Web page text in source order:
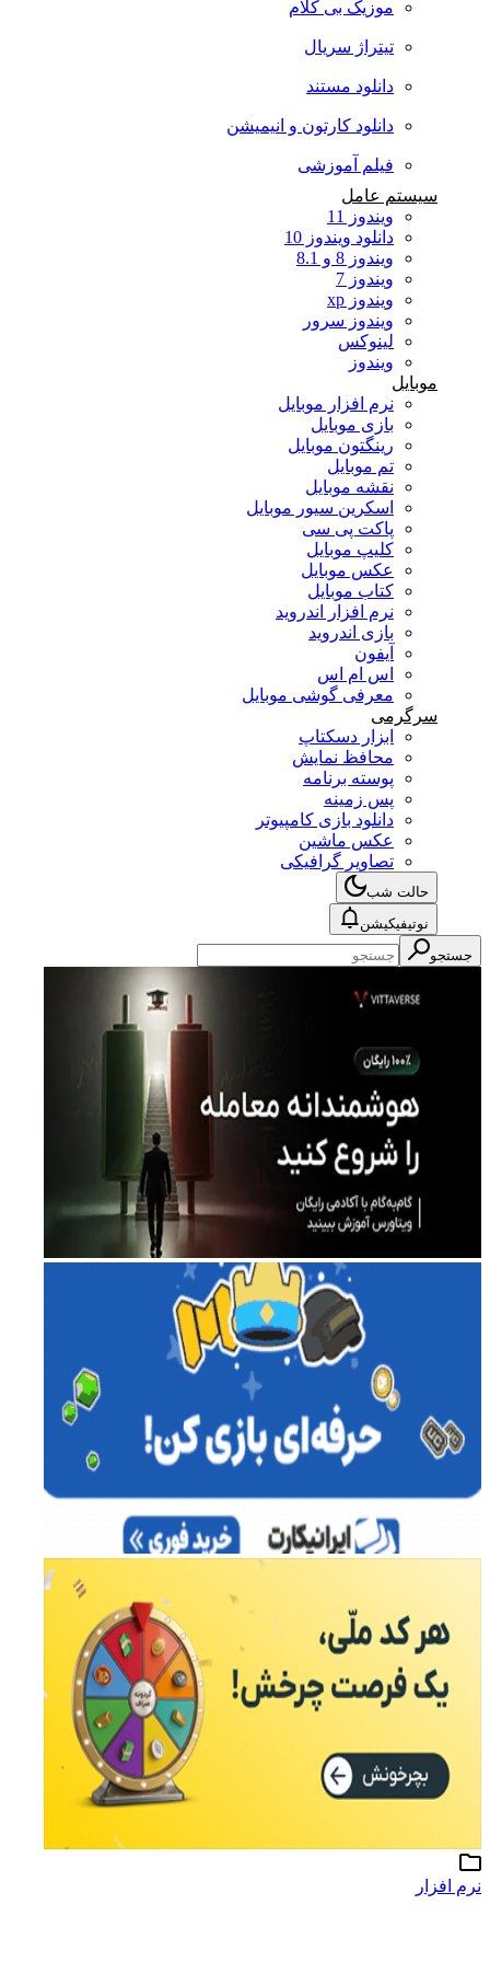
موزیک بی کلام
تیتراژ سریال
دانلود مستند
دانلود کارتون و انیمیشن
فیلم آموزشی
سیستم عامل
ویندوز 11
دانلود ویندوز 10
ویندوز 8 و 8.1
ویندوز 7
ویندوز xp
ویندوز سرور
لینوکس
ویندوز
موبایل
نرم افزار موبایل
بازی موبایل
رینگتون موبایل
تم موبایل
نقشه موبایل
اسکرین سیور موبایل
پاکت پی سی
کلیپ موبایل
عکس موبایل
کتاب موبایل
نرم افزار اندروید
بازی اندروید
آیفون
اس ام اس
معرفی گوشی موبایل
سرگرمی
ابزار دسکتاپ
محافظ نمایش
پوسته برنامه
پس زمینه
دانلود بازی کامپیوتر
عکس ماشین
تصاویر گرافیکی
حالت شب
نوتیفیکیشن
جستجو
نرم افزار